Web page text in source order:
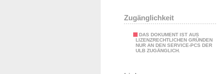
Zugänglichkeit
DAS DOKUMENT IST AUS
LIZENZRECHTLICHEN GRÜNDEN
NUR AN DEN SERVICE-PCS DER
ULB ZUGÄNGLICH.